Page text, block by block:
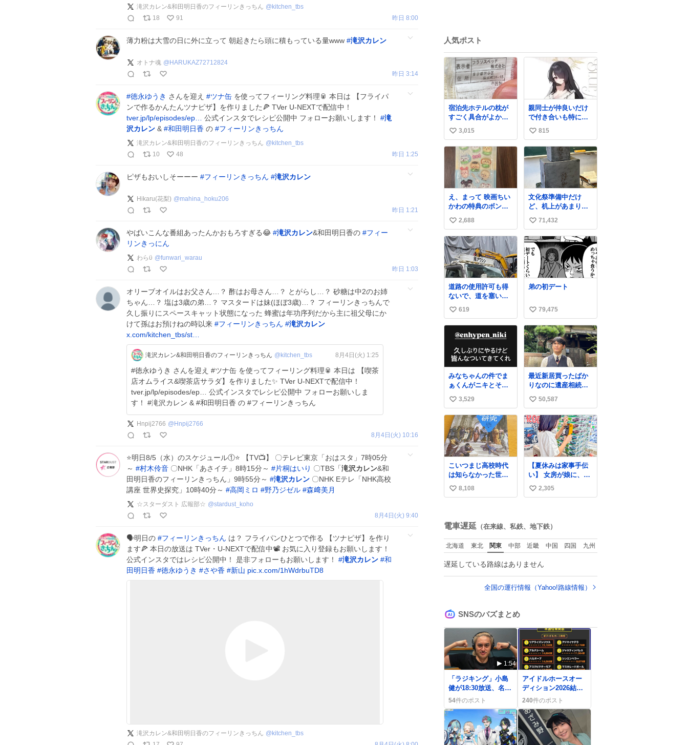
滝沢カレン&和田明日香のフィーリンきっちん @ kitchen_tbs
18
91 昨日 8:00
薄力粉は大雪の日に外に立って 朝起きたら頭に積もっている量www #滝沢カレン
オトナ魂 @ HARUKAZ72712824
昨日 3:14
#徳永ゆうき さんを迎え #ツナ缶 を使ってフィーリング料理🥫 本日は 【フライパ
ンで作るかんたんツナピザ】を作りました🍕 TVer U-NEXTで配信中！
tver.jp/lp/episodes/ep…
公式インスタでレシピ公開中 フォローお願いします！ #滝
沢カレン & #和田明日香 の #フィーリンきっちん
滝沢カレン&和田明日香のフィーリンきっちん @ kitchen_tbs
10
48 昨日 1:25
ピザもおいしそーーー #フィーリンきっちん #滝沢カレン
Hikaru(花梨) @mahina_hoku206
昨日 1:21
やばいこんな番組あったんかおもろすぎる😂 #滝沢カレン&和田明日香の #フィー
リンきっにん
わらϋ @funwari_warau
昨日 1:03
オリーブオイルはお父さん…？ 酢はお母さん…？ とがらし…？ 砂糖は中2のお姉
ちゃん…？ 塩は3歳の弟…？ マスタードは妹(ほぼ3歳)…？ フィーリンきっちんで
久し振りにスペースキャット状態になった 蜂蜜は年功序列だから主に祖父母にか
けて孫はお預けねの時以来 #フィーリンきっちん #滝沢カレン
x.com/kitchen_tbs/st…
滝沢カレン&和田明日香のフィーリンきっちん @kitchen_tbs 8月4日(火) 1:25
#徳永ゆうき さんを迎え #ツナ缶 を使ってフィーリング料理🥫 本日は 【喫茶
店オムライス&喫茶店サラダ】を作りました✨ TVer U-NEXTで配信中！
tver.jp/lp/episodes/ep… 公式インスタでレシピ公開中 フォローお願いしま
す！ #滝沢カレン & #和田明日香 の #フィーリンきっちん
Hnpij2766 @ Hnpij2766
8月4日(火) 10:16
⭐️明日8/5（水）のスケジュール①⭐️ 【TV📺】 〇テレビ東京「おはスタ」7時05分
～ #村木伶音 〇NHK「あさイチ」8時15分～ #片桐はいり 〇TBS「 滝沢カレン&和
田明日香のフィーリンきっちん」9時55分～ #滝沢カレン 〇NHK Eテレ「NHK高校
講座 世界史探究」10時40分～ #高岡ミロ #野乃ジゼル #森﨑美月
☆スターダスト 広報部☆ @stardust_koho
8月4日(火) 9:40
🗣️明日の #フィーリンきっちん は？ フライパンひとつで作る 【ツナピザ】を作り
ます🍕 本日の放送は TVer・U-NEXTで配信中📽️ お気に入り登録もお願いします！
公式インスタではレシピ公開中！ 是非フォローもお願いします！ #滝沢カレン #和
田明日香 #徳永ゆうき #さや香 #新山 pic.x.com/1hWdrbuTD8
滝沢カレン&和田明日香のフィーリンきっちん @ kitchen_tbs
人気ポスト
宿泊先ホテルの枕が
すごく具合がよかっ
たのでどこのメーカ
ーだろうとタグを見
たら フラソスベッド
という聞いたことの
ない会社で困って
る。該当の渋谷区の
住所にもそんな会社
ないっぽいし。
Googleで尋ねてもフ
ランスベッドってい
うパチモンみたいな
名前の会社のことし
か教えてくれないし
詰んでる
い
い
3,015
親同士が仲良いだけ
で付き合いも特に無
かったお隣の家に自
分とこの親が外せな
い用事があるからと
半ば強制的に預けら
れて空き部屋が無い
からたまに見かける
けどロクに会話した
ことも無い一人娘と
同じ部屋で寝るよう
に言われ恐る恐る部
屋の扉を開けた先に
この光景が待ってた
時の少年の反応を答
えよ
い
い
ね
815
え、まって 映画ちい
かわの特典のボンボ
ンドロップシール も
うメルカリにでてる
やん #ちいかわ
い
い
ね
数
2,688
文化祭準備中だけ
ど、机上があまりに
いじめっぽすぎる
い
い
ね
数
71,432
道路の使用許可も得
ないで、道を塞いだ
まま解体作業して
る。 写真を撮ろうと
したら「勝手に写真
撮るな馬鹿野郎」と
罵倒されるなど。
い
い
ね
数
619
弟の初デート
い
い
ね
数
79,475
みなちゃんの件でま
ぁくんがニキとその
家族を脅してるけど
絶対間違えてる。 悪
いのは誹謗中傷した
人達でしょ。こんな
のみなちゃん望んで
ないし曲がった正義
すぎる
い
い
ね
数
3,529
最近新居買ったばか
りなのに遺産相続で
家もらっちゃった長
男
い
い
ね
数
50,587
こいつまじ高校時代
は知らなかった世界
史が溢れすぎてて
𝑩𝑰𝑮 𝑳𝑶𝑽𝑬＿＿
い
数
8,108
【夏休みは家事手伝
い】 女房が娘に、働
いたらバイト代もら
えば？と言ったら、
ソフトクリーム買っ
てやろうと思いまし
た。
い
数
2,305
電車遅延 （在来線、私鉄、地下鉄）
北海道 東北 関東 中部 近畿 中国 四国 九州
遅延している路線はありません
全国の運行情報（Yahoo!路線情報）
SNSのバズまとめ
1:54
「ラジキング」小島
健が18:30放送、名言
とタトゥー・八神瑛
54件のポスト
アイドルホースオー
ディション2026結果
発表、はるお・シリ
化で歓喜
240件のポスト